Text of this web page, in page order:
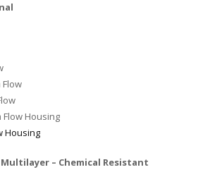
Flow
Flow Housing
Housing
Multilayer – Chemical Resistant